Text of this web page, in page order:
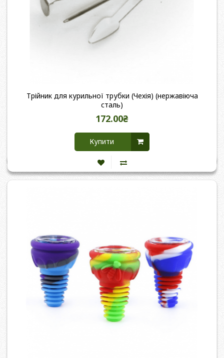
Трійник для курильної трубки (Чехія) (нержавіюча
сталь)
172.00₴
Купити